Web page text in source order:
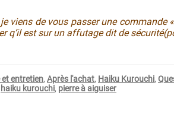
viens de vous passer une commande
q’il est sur un affutage dit de
entretien,Après l'achat, Haiku Kurouchi,
haiku kurouchi, pierre à aiguiser